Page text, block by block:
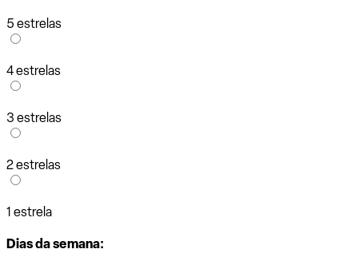
5 estrelas
4 estrelas
3 estrelas
2 estrelas
1 estrela
Dias da semana: